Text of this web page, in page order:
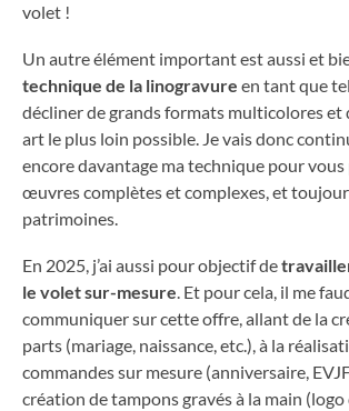
volet !
Un autre élément important est aussi et
technique de la linogravure en tant que
décliner de grands formats multicolores et
art le plus loin possible. Je vais donc
encore davantage ma technique pour
œuvres complètes et complexes, et
patrimoines.
En 2025, j’ai aussi pour objectif de
le volet sur-mesure. Et pour cela, il me
communiquer sur cette offre, allant de la
parts (mariage, naissance, etc.), à la
commandes sur mesure (anniversaire,
création de tampons gravés à la main (logo